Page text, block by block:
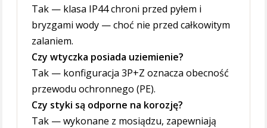
Tak — klasa IP44 chroni przed pyłem i
bryzgami wody — choć nie przed całkowitym
zalaniem.
Czy wtyczka posiada uziemienie?
Tak — konfiguracja 3P+Z oznacza obecność
przewodu ochronnego (PE).
Czy styki są odporne na korozję?
Tak — wykonane z mosiądzu, zapewniają